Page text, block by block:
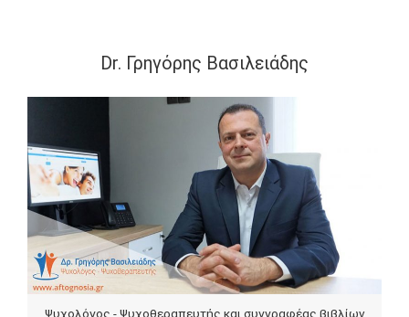
Dr. Γρηγόρης Βασιλειάδης
Ψυχολόγος - Ψυχοθεραπευτής και συγγραφέας βιβλίων